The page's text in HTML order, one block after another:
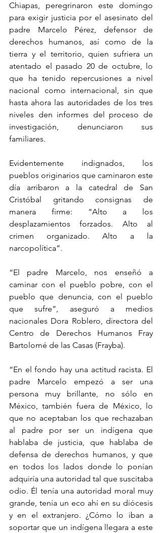
Chiapas, peregrinaron este domingo
para exigir justicia por el asesinato del
padre Marcelo Pérez, defensor de
derechos humanos, así como de la
tierra y el territorio, quien sufriera un
atentado el pasado 20 de octubre, lo
que ha tenido repercusiones a nivel
nacional como internacional, sin que
hasta ahora las autoridades de los tres
niveles den informes del proceso de
investigación, denunciaron sus
familiares.
Evidentemente indignados, los
pueblos originarios que caminaron este
día arribaron a la catedral de San
Cristóbal gritando consignas de
manera firme: “Alto a los
desplazamientos forzados. Alto al
crimen organizado. Alto a la
narcopolítica”.
“El padre Marcelo, nos enseñó a
caminar con el pueblo pobre, con el
pueblo que denuncia, con el pueblo
que sufre”, aseguró a medios
nacionales Dora Roblero, directora del
Centro de Derechos Humanos Fray
Bartolomé de las Casas (Frayba).
“En el fondo hay una actitud racista. El
padre Marcelo empezó a ser una
persona muy brillante, no sólo en
México, también fuera de México, lo
que no aceptaban los que rechazaban
al padre por ser un indígena que
hablaba de justicia, que hablaba de
defensa de derechos humanos, y que
en todos los lados donde lo ponían
adquiría una autoridad tal que suscitaba
odio. Él tenía una autoridad moral muy
grande, tenía un eco ahí en su diócesis
y en el extranjero. ¿Cómo lo iban a
soportar que un indígena llegara a este